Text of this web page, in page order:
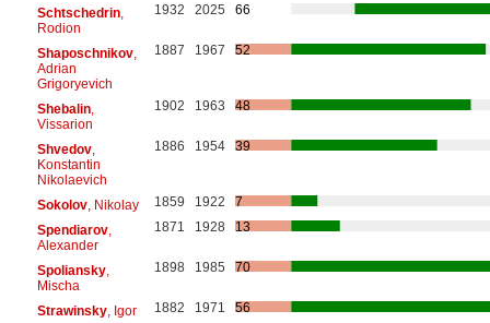
Schtschedrin,
Rodion
1932 2025 66
Shaposchnikov,
Adrian
Grigoryevich
1887 1967 52
Shebalin,
Vissarion
1902 1963 48
Shvedov,
Konstantin
Nikolaevich
1886 1954 39
Sokolov, Nikolay 1859 1922
7
Spendiarov,
Alexander
1871 1928 13
Spoliansky,
Mischa
1898 1985 70
Strawinsky, Igor 1882 1971
56